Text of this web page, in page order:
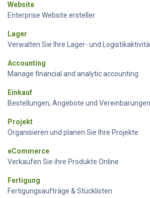
Website
Enterprise Website ersteller
Lager
Verwalten Sie Ihre Lager- und
Accounting
Manage financial and analytic accounting
Einkauf
Bestellungen, Angebote und Vereinbarungen
Projekt
Organisieren und planen Sie Ihre Projekte
eCommerce
Verkaufen Sie ihre Produkte Online
Fertigung
Fertigungsaufträge & Stücklisten